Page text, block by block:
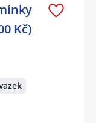
Kč)